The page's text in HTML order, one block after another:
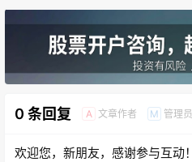
0 条回复 A 文章作者 M 管理员
欢迎您，新朋友，感谢参与互动！